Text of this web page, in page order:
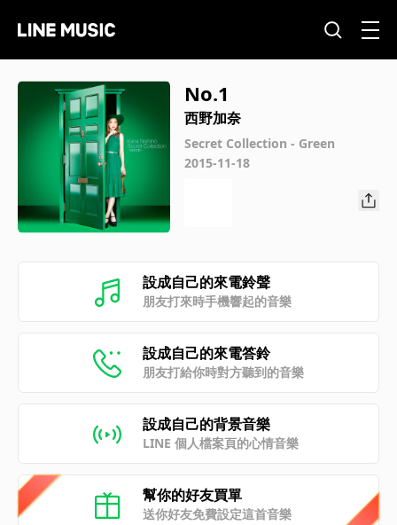
No.1
西野加奈
Secret Collection - Green
2015-11-18
設成自己的來電鈴聲
朋友打來時手機響起的音樂
設成自己的來電答鈴
朋友打給你時對方聽到的音樂
設成自己的背景音樂
LINE 個人檔案頁的心情音樂
幫你的好友買單
送你好友免費設定這首音樂